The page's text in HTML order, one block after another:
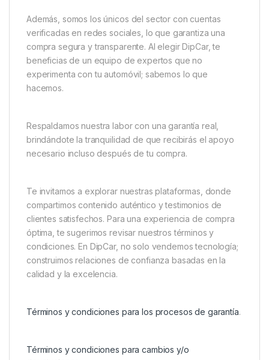
Además, somos los únicos del sector con cuentas
verificadas en redes sociales, lo que garantiza una
compra segura y transparente. Al elegir DipCar, te
beneficias de un equipo de expertos que no
experimenta con tu automóvil; sabemos lo que
hacemos.
Respaldamos nuestra labor con una garantía real,
brindándote la tranquilidad de que recibirás el apoyo
necesario incluso después de tu compra.
Te invitamos a explorar nuestras plataformas, donde
compartimos contenido auténtico y testimonios de
clientes satisfechos. Para una experiencia de compra
óptima, te sugerimos revisar nuestros términos y
condiciones. En DipCar, no solo vendemos tecnología;
construimos relaciones de confianza basadas en la
calidad y la excelencia.
Términos y condiciones para los procesos de garantía.
Términos y condiciones para cambios y/o